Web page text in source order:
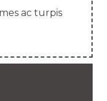
ac turpis